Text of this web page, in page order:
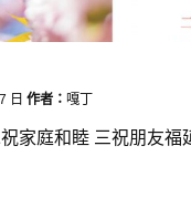
日 作者： 嘎丁
家庭和睦 三祝朋友福